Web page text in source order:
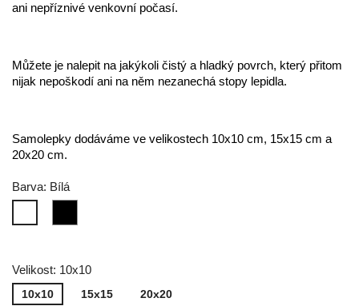
ani nepříznivé venkovní počasí.
Můžete je nalepit na jakýkoli čistý a hladký povrch, který přitom
nijak nepoškodí ani na něm nezanechá stopy lepidla.
Samolepky dodáváme ve velikostech 10x10 cm, 15x15 cm a
20x20 cm.
Barva: Bílá
Velikost: 10x10
10x10 15x15 20x20